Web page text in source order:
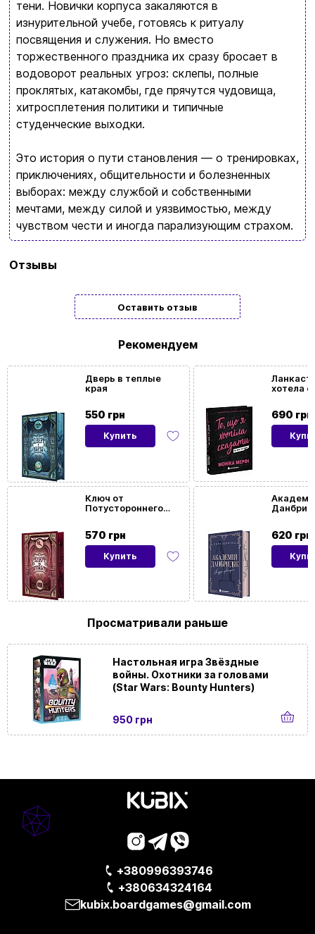
тени. Новички корпуса закаляются в
изнурительной учебе, готовясь к ритуалу
посвящения и служения. Но вместо
торжественного праздника их сразу бросает в
водоворот реальных угроз: склепы, полные
проклятых, катакомбы, где прячутся чудовища,
хитросплетения политики и типичные
студенческие выходки.
Это история о пути становления — о тренировках,
приключениях, общительности и болезненных
выборах: между службой и собственными
мечтами, между силой и уязвимостью, между
чувством чести и иногда парализующим страхом.
Отзывы
Оставить отзыв
Рекомендуем
550 грн
Дверь в теплые
края
Купить
570 грн
Ключ от
Потустороннего
Купить
690 грн
хотела
620 грн
Просматривали раньше
Настольная игра Звёздные
войны. Охотники за головами
(Star Wars: Bounty Hunters)
950 грн
+380996393746
+380634324164
kubix.boardgames@gmail.com
Возврат и обмен товаров
Политика конфиденциальности
Контакты
+380996393746
Заказать звонок
kubix.boardgames@gmail.com
Язык сайта:
Ваша корзина сейчас пуста
Просмотрите ассортимент нашего магазина и
вы обязательно найдете что-нибудь
интересное